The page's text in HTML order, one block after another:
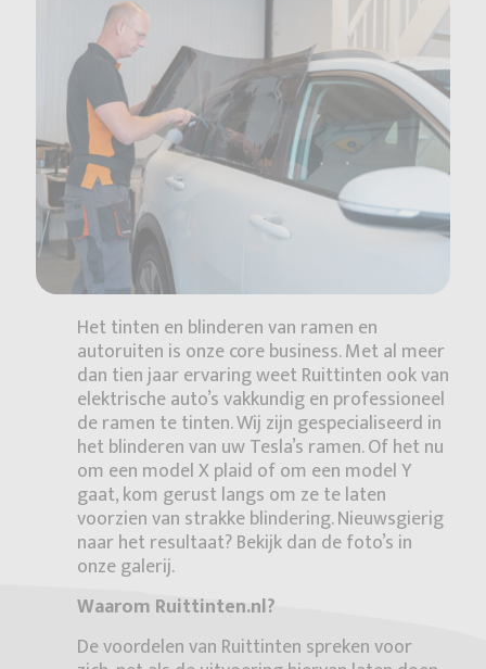
Het tinten en blinderen van ramen en
autoruiten is onze core business. Met al meer
dan tien jaar ervaring weet Ruittinten ook van
elektrische auto’s vakkundig en professioneel
de ramen te tinten. Wij zijn gespecialiseerd in
het blinderen van uw Tesla’s ramen. Of het nu
om een model X plaid of om een model Y
gaat, kom gerust langs om ze te laten
voorzien van strakke blindering. Nieuwsgierig
naar het resultaat? Bekijk dan de foto’s in
onze galerij.
Waarom Ruittinten.nl?
De voordelen van Ruittinten spreken voor